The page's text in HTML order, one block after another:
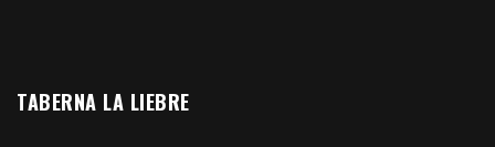
TABERNA LA LIEBRE